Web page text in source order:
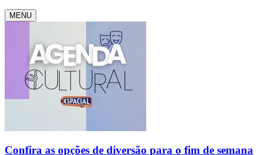
MENU
Confira as opções de diversão para o fim de semana